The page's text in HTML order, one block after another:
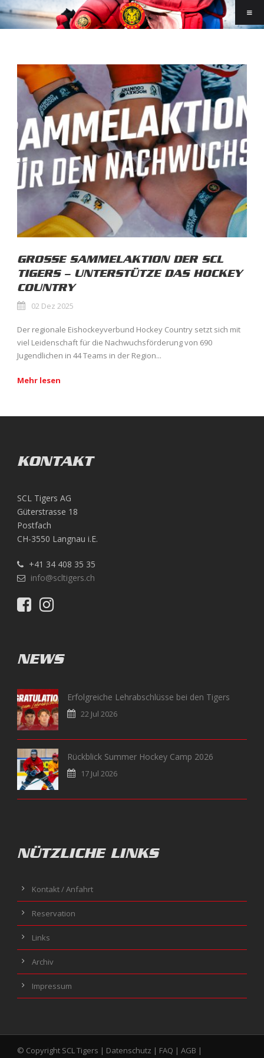
GROSSE SAMMELAKTION DER SCL
TIGERS – UNTERSTÜTZE DAS HOCKEY
COUNTRY
02 Dez 2025
Der regionale Eishockeyverbund Hockey Country setzt sich mit
viel Leidenschaft für die Nachwuchsförderung von 690
Jugendlichen in 44 Teams in der Region...
Mehr lesen
KONTAKT
SCL Tigers AG
Güterstrasse 18
Postfach
CH-3550 Langnau i.E.
+41 34 408 35 35
info@scltigers.ch
NEWS
Erfolgreiche Lehrabschlüsse bei den Tigers
22 Jul 2026
Rückblick Summer Hockey Camp 2026
17 Jul 2026
NÜTZLICHE LINKS
Kontakt / Anfahrt
Reservation
Links
Archiv
Impressum
© Copyright SCL Tigers | Datenschutz | FAQ | AGB |